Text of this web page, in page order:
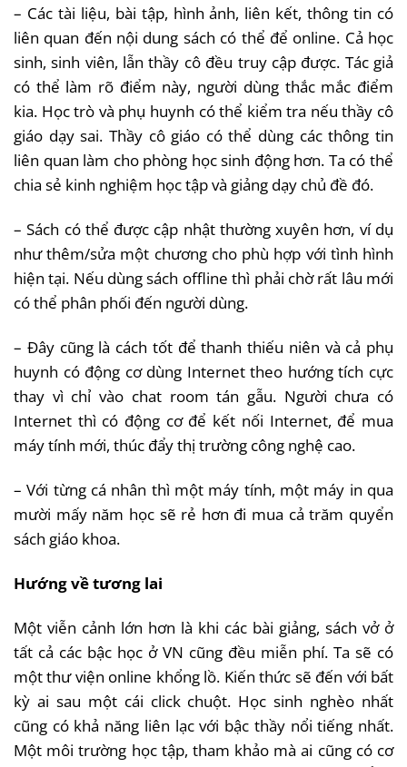
– Các tài liệu, bài tập, hình ảnh, liên kết, thông tin có
liên quan đến nội dung sách có thể để online. Cả học
sinh, sinh viên, lẫn thầy cô đều truy cập được. Tác giả
có thể làm rõ điểm này, người dùng thắc mắc điểm
kia. Học trò và phụ huynh có thể kiểm tra nếu thầy cô
giáo dạy sai. Thầy cô giáo có thể dùng các thông tin
liên quan làm cho phòng học sinh động hơn. Ta có thể
chia sẻ kinh nghiệm học tập và giảng dạy chủ đề đó.
– Sách có thể được cập nhật thường xuyên hơn, ví dụ
như thêm/sửa một chương cho phù hợp với tình hình
hiện tại. Nếu dùng sách offline thì phải chờ rất lâu mới
có thể phân phối đến người dùng.
– Đây cũng là cách tốt để thanh thiếu niên và cả phụ
huynh có động cơ dùng Internet theo hướng tích cực
thay vì chỉ vào chat room tán gẫu. Người chưa có
Internet thì có động cơ để kết nối Internet, để mua
máy tính mới, thúc đẩy thị trường công nghệ cao.
– Với từng cá nhân thì một máy tính, một máy in qua
mười mấy năm học sẽ rẻ hơn đi mua cả trăm quyển
sách giáo khoa.
Hướng về tương lai
Một viễn cảnh lớn hơn là khi các bài giảng, sách vở ở
tất cả các bậc học ở VN cũng đều miễn phí. Ta sẽ có
một thư viện online khổng lồ. Kiến thức sẽ đến với bất
kỳ ai sau một cái click chuột. Học sinh nghèo nhất
cũng có khả năng liên lạc với bậc thầy nổi tiếng nhất.
Một môi trường học tập, tham khảo mà ai cũng có cơ